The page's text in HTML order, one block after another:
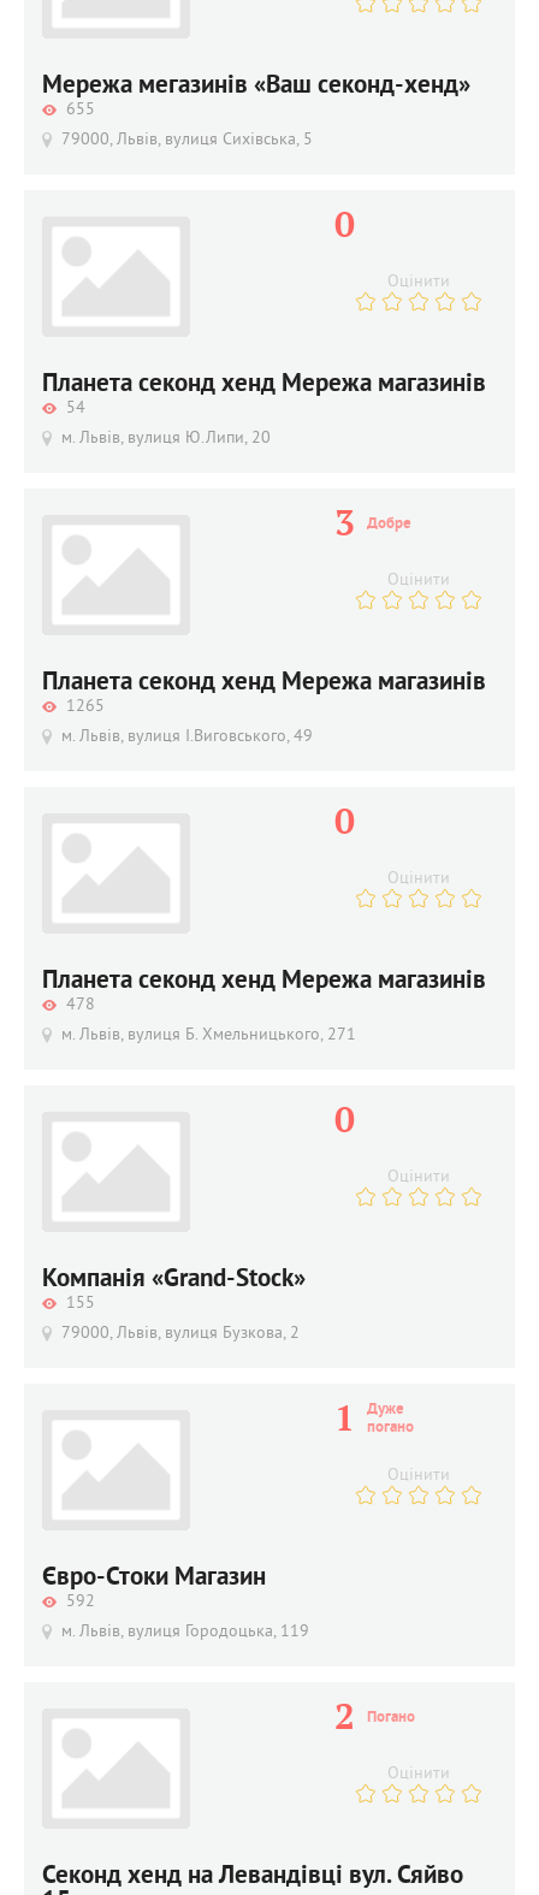
Мережа мегазинів «Ваш секонд-хенд»
655
79000, Львів, вулиця Сихівська, 5
Планета секонд хенд Мережа магазинів
54
м. Львів, вулиця Ю.Липи, 20
0
Оцінити
Планета секонд хенд Мережа магазинів
1265
м. Львів, вулиця І.Виговського, 49
3 Добре
Оцінити
Планета секонд хенд Мережа магазинів
478
м. Львів, вулиця Б. Хмельницького, 271
0
Оцінити
Компанія «Grand-Stock»
155
79000, Львів, вулиця Бузкова, 2
0
Оцінити
Євро-Стоки Магазин
592
м. Львів, вулиця Городоцька, 119
1
Дуже
погано
Оцінити
Секонд хенд на Левандівці вул. Сяйво
2 Погано
Оцінити